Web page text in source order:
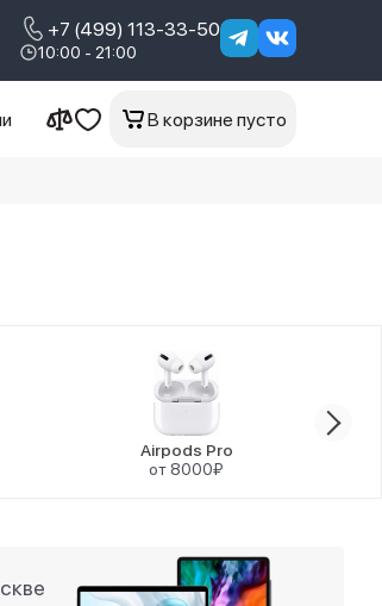
+7 (499) 113-33-50
10:00 - 21:00
В корзине пусто
Airpods Pro
от 8000₽